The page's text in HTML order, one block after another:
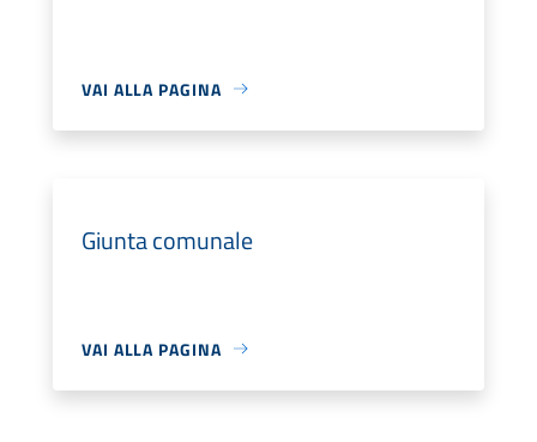
VAI ALLA PAGINA
Giunta comunale
VAI ALLA PAGINA